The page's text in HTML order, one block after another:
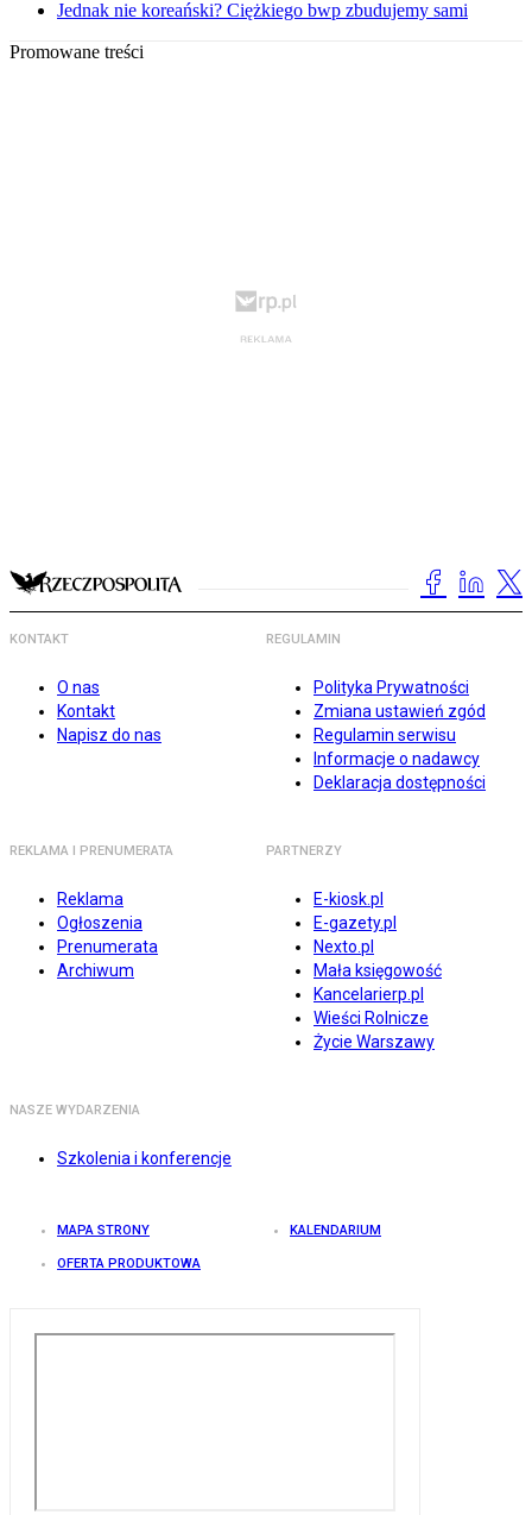
Jednak nie koreański? Ciężkiego bwp zbudujemy sami
Promowane treści
KONTAKT
O nas
Kontakt
Napisz do nas
REGULAMIN
Polityka Prywatności
Zmiana ustawień zgód
Regulamin serwisu
Informacje o nadawcy
Deklaracja dostępności
REKLAMA I PRENUMERATA
Reklama
Ogłoszenia
Prenumerata
Archiwum
PARTNERZY
E-kiosk.pl
E-gazety.pl
Nexto.pl
Mała księgowość
Kancelarierp.pl
Wieści Rolnicze
Życie Warszawy
NASZE WYDARZENIA
Szkolenia i konferencje
MAPA STRONY KALENDARIUM
OFERTA PRODUKTOWA